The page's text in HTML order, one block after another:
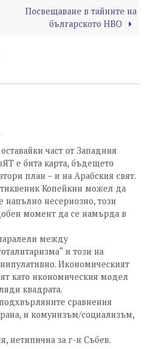
Посвещаване в тайните на
българското НВО
част от Западния
е бита карта, бъдещето
план – и на Арабския свят.
Копейкин можел да
напълно несериозно, този
момент да се намърда в
между
и този на
Икономическият
като икономическия модел
квадрата.
сравнения
и комунизъм/социализъм,
нетипична за г-н Събев.